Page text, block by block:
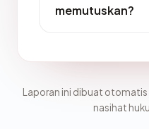
memutuskan?
Laporan ini dibuat otomatis
nasihat